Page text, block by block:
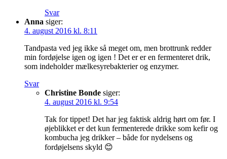
Svar
Anna siger:
4. august 2016 kl. 8:11
Tandpasta ved jeg ikke så meget om, men brottrunk redder
min fordøjelse igen og igen ! Det er er en fermenteret drik,
som indeholder mælkesyrebakterier og enzymer.
Svar
Christine Bonde siger:
4. august 2016 kl. 9:54
Tak for tippet! Det har jeg faktisk aldrig hørt om før. I
øjeblikket er det kun fermenterede drikke som kefir og
kombucha jeg drikker – både for nydelsens og
fordøjelsens skyld 😊